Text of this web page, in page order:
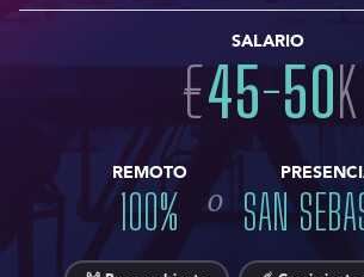
SALARIO
€45-50K
REMOTO
100% o SAN